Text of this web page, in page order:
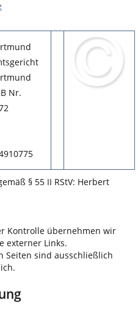
Nr.
§ 55 II RStV: Herbert
Kontrolle übernehmen wir
externer Links.
Seiten sind ausschließlich